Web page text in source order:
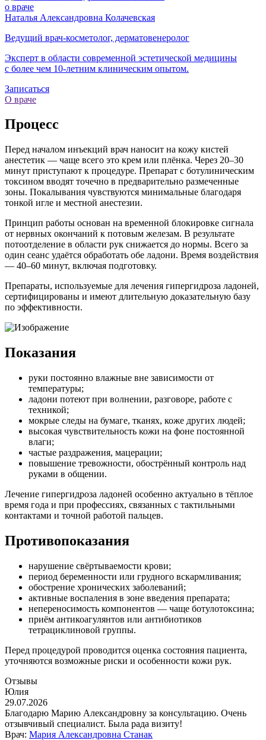
о враче
Наталья Александровна Колачевская
Ведущий врач-косметолог, дерматовенеролог
Эксперт в области современной эстетической медицины
с более чем 10-летним клиническим опытом.
Записаться
О враче
Процесс
Перед началом инъекций врач наносит на кожу кистей
анестетик — чаще всего это крем или плёнка. Через 20–30
минут приступают к процедуре. Препарат с ботулиническим
токсином вводят точечно в предварительно размеченные
зоны. Покалывания чувствуются минимальные благодаря
тонкой игле и местной анестезии.
Принцип работы основан на временной блокировке сигнала
от нервных окончаний к потовым железам. В результате
потоотделение в области рук снижается до нормы. Всего за
один сеанс удаётся обработать обе ладони. Время воздействия
— 40–60 минут, включая подготовку.
Препараты, используемые для лечения гипергидроза ладоней,
сертифицированы и имеют длительную доказательную базу
по эффективности.
Показания
руки постоянно влажные вне зависимости от
температуры;
ладони потеют при волнении, разговоре, работе с
техникой;
мокрые следы на бумаге, тканях, коже других людей;
высокая чувствительность кожи на фоне постоянной
влаги;
частые раздражения, мацерации;
повышение тревожности, обострённый контроль над
руками в общении.
Лечение гипергидроза ладоней особенно актуально в тёплое
время года и при профессиях, связанных с тактильными
контактами и точной работой пальцев.
Противопоказания
нарушение свёртываемости крови;
период беременности или грудного вскармливания;
обострение хронических заболеваний;
активные воспаления в зоне введения препарата;
непереносимость компонентов — чаще ботулотоксина;
приём антикоагулянтов или антибиотиков
тетрациклиновой группы.
Перед процедурой проводится оценка состояния пациента,
уточняются возможные риски и особенности кожи рук.
Отзывы
Юлия
29.07.2026
Благодарю Марию Александровну за консультацию. Очень
отзывчивый специалист. Была рада визиту!
Врач: Мария Александровна Станак